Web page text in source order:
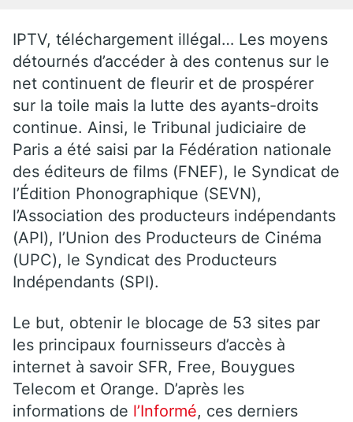
IPTV, téléchargement illégal… Les moyens
détournés d’accéder à des contenus sur le
net continuent de fleurir et de prospérer
sur la toile mais la lutte des ayants-droits
continue. Ainsi, le Tribunal judiciaire de
Paris a été saisi par la Fédération nationale
des éditeurs de films (FNEF), le Syndicat de
l’Édition Phonographique (SEVN),
l’Association des producteurs indépendants
(API), l’Union des Producteurs de Cinéma
(UPC), le Syndicat des Producteurs
Indépendants (SPI).
Le but, obtenir le blocage de 53 sites par
les principaux fournisseurs d’accès à
internet à savoir SFR, Free, Bouygues
Telecom et Orange. D’après les
informations de l’Informé, ces derniers